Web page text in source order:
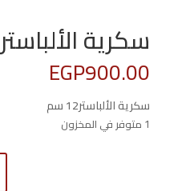
سكرية الألباستر12 سم
EGP900.00
سكرية الألباستر12 سم
1 متوفر في المخزون